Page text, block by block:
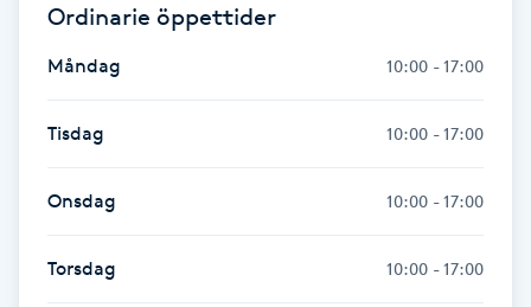
Ordinarie öppettider
Måndag 10:00 - 17:00
Tisdag 10:00 - 17:00
Onsdag 10:00 - 17:00
Torsdag 10:00 - 17:00